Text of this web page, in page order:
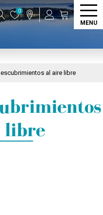
0
MENU
al aire libre
libre